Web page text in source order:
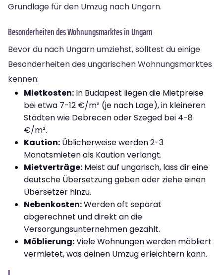
Grundlage für den Umzug nach Ungarn.
Besonderheiten des Wohnungsmarktes in Ungarn
Bevor du nach Ungarn umziehst, solltest du einige
Besonderheiten des ungarischen Wohnungsmarktes
kennen:
Mietkosten: In Budapest liegen die Mietpreise
bei etwa 7-12 €/m² (je nach Lage), in kleineren
Städten wie Debrecen oder Szeged bei 4-8
€/m².
Kaution: Üblicherweise werden 2-3
Monatsmieten als Kaution verlangt.
Mietverträge: Meist auf ungarisch, lass dir eine
deutsche Übersetzung geben oder ziehe einen
Übersetzer hinzu.
Nebenkosten:Werden oft separat
abgerechnet und direkt an die
Versorgungsunternehmen gezahlt.
Möblierung:Viele Wohnungen werden möbliert
vermietet, was deinen Umzug erleichtern kann.